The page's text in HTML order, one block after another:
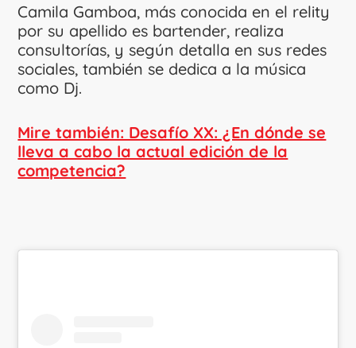
Camila Gamboa, más conocida en el relity
por su apellido es bartender, realiza
consultorías, y según detalla en sus redes
sociales, también se dedica a la música
como Dj.
Mire también: Desafío XX: ¿En dónde se
lleva a cabo la actual edición de la
competencia?